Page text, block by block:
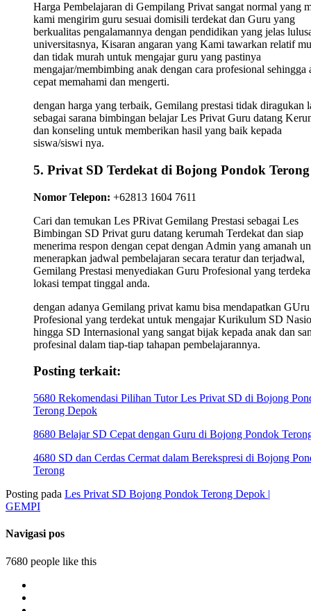
Harga Pembelajaran di Gempilang Privat sangat normal yang
kami mengirim guru sesuai domisili terdekat dan Guru yang
berkualitas pengalamannya dengan pendidikan yang jelas
universitasnya, Kisaran angaran yang Kami tawarkan relatif
dan tidak murah untuk mengajar guru yang pastinya
mengajar/membimbing anak dengan cara profesional sehingga
cepat memahami dan mengerti.
dengan harga yang terbaik, Gemilang prestasi tidak diragukan
sebagai sarana bimbingan belajar Les Privat Guru datang
dan konseling untuk memberikan hasil yang baik kepada
siswa/siswi nya.
5. Privat SD Terdekat di Bojong Pondok Terong
Nomor Telepon: +62813 1604 7611
Cari dan temukan Les PRivat Gemilang Prestasi sebagai Les
Bimbingan SD Privat guru datang kerumah Terdekat dan siap
menerima respon dengan cepat dengan Admin yang amanah
menerapkan jadwal pembelajaran secara teratur dan terjadwal,
Gemilang Prestasi menyediakan Guru Profesional yang
lokasi tempat tinggal anda.
dengan adanya Gemilang privat kamu bisa mendapatkan GUru
Profesional yang terdekat untuk mengajar Kurikulum SD
hingga SD Internasional yang sangat bijak kepada anak dan
profesinal dalam tiap-tiap tahapan pembelajarannya.
Posting terkait:
5680 Rekomendasi Pilihan Tutor Les Privat SD di Bojong
Terong Depok
8680 Belajar SD Cepat dengan Guru di Bojong Pondok
4680 SD dan Cerdas Cermat dalam Berekspresi di Bojong
Terong
Posting pada Les Privat SD Bojong Pondok Terong Depok |
GEMPI
Navigasi pos
7680 people like this